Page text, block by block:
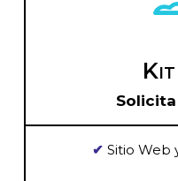
✔ Sitio Web